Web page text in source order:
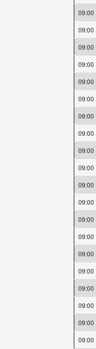
09:00
09:00
09:00
09:00
09:00
09:00
09:00
09:00
09:00
09:00
09:00
09:00
09:00
09:00
09:00
09:00
09:00
09:00
09:00
09:00